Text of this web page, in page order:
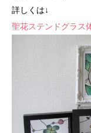
詳しくは↓
聖花ステンドグラス